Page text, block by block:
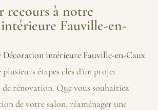
recours à notre
Fauville-en-
Décoration intérieure Fauville-en-Caux
étapes clés d’un projet
de rénovation. Que vous souhaitiez
de votre salon, réaménager une